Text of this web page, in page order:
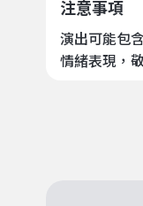
注意事項
演出可能包
情緒表現，